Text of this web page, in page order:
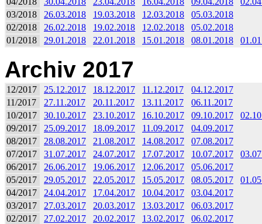
03/2018
26.03.2018 19.03.2018 12.03.2018
05.03.2018
02/2018
26.02.2018 19.02.2018 12.02.2018
05.02.2018
01/2018
29.01.2018 22.01.2018 15.01.2018 08.01.2018
Archiv 2017
12/2017 25.12.2017 18.12.2017 11.12.2017
04.12.2017
11/2017
27.11.2017 20.11.2017 13.11.2017
06.11.2017
10/2017
30.10.2017 23.10.2017 16.10.2017 09.10.2017
09/2017
25.09.2017 18.09.2017 11.09.2017
04.09.2017
08/2017
28.08.2017 21.08.2017 14.08.2017
07.08.2017
07/2017
31.07.2017 24.07.2017 17.07.2017 10.07.2017
06/2017
26.06.2017 19.06.2017 12.06.2017
05.06.2017
05/2017
29.05.2017 22.05.2017 15.05.2017 08.05.2017
04/2017
24.04.2017 17.04.2017 10.04.2017
03.04.2017
03/2017
27.03.2017 20.03.2017 13.03.2017
06.03.2017
02/2017
27.02.2017 20.02.2017 13.02.2017
06.02.2017